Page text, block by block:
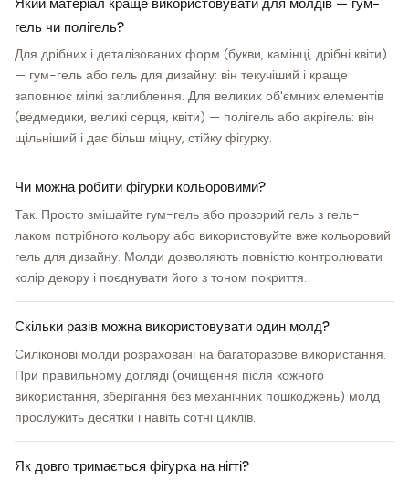
гель чи полігель?
Для дрібних і деталізованих форм (букви, камінці, дрібні квіти)
— гум-гель або гель для дизайну: він текучіший і краще
заповнює мілкі заглиблення. Для великих об'ємних елементів
(ведмедики, великі серця, квіти) — полігель або акрігель: він
щільніший і дає більш міцну, стійку фігурку.
Чи можна робити фігурки кольоровими?
Так. Просто змішайте гум-гель або прозорий гель з гель-
лаком потрібного кольору або використовуйте вже кольоровий
гель для дизайну. Молди дозволяють повністю контролювати
колір декору і поєднувати його з тоном покриття.
Скільки разів можна використовувати один молд?
Силіконові молди розраховані на багаторазове використання.
При правильному догляді (очищення після кожного
використання, зберігання без механічних пошкоджень) молд
прослужить десятки і навіть сотні циклів.
Як довго тримається фігурка на нігті?